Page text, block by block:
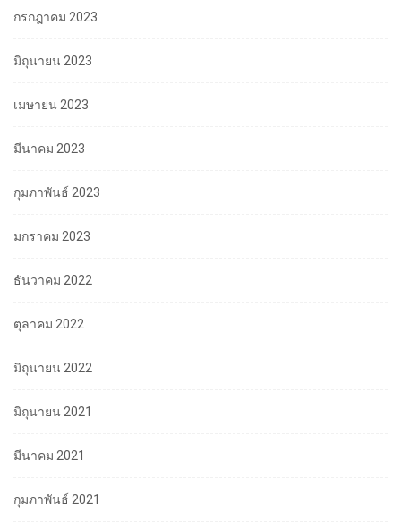
กรกฎาคม 2023
มิถุนายน 2023
เมษายน 2023
มีนาคม 2023
กุมภาพันธ์ 2023
มกราคม 2023
ธันวาคม 2022
ตุลาคม 2022
มิถุนายน 2022
มิถุนายน 2021
มีนาคม 2021
กุมภาพันธ์ 2021